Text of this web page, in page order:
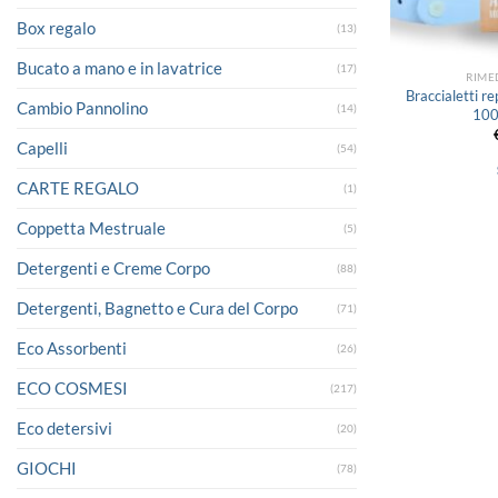
Box regalo (13)
Bucato a mano e in lavatrice (17)
Cambio Pannolino (14)
Capelli (54)
CARTE REGALO (1)
Coppetta Mestruale (5)
Detergenti e Creme Corpo (88)
Detergenti, Bagnetto e Cura del Corpo (71)
Eco Assorbenti (26)
ECO COSMESI (217)
Eco detersivi (20)
GIOCHI (78)
Braccialetti